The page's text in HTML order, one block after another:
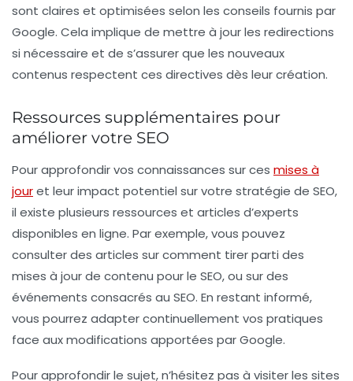
sont claires et optimisées selon les conseils fournis par
Google. Cela implique de mettre à jour les redirections
si nécessaire et de s’assurer que les nouveaux
contenus respectent ces directives dès leur création.
Ressources supplémentaires pour
améliorer votre SEO
Pour approfondir vos connaissances sur ces mises à
jouret leur impact potentiel sur votre stratégie de SEO,
il existe plusieurs ressources et articles d’experts
disponibles en ligne. Par exemple, vous pouvez
consulter des articles sur comment tirer parti des
mises à jour de contenu pour le SEO, ou sur des
événements consacrés au SEO. En restant informé,
vous pourrez adapter continuellement vos pratiques
face aux modifications apportées par Google.
Pour approfondir le sujet, n’hésitez pas à visiter les sites